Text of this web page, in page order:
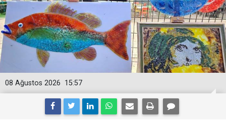
15:57
08 Ağustos 2026